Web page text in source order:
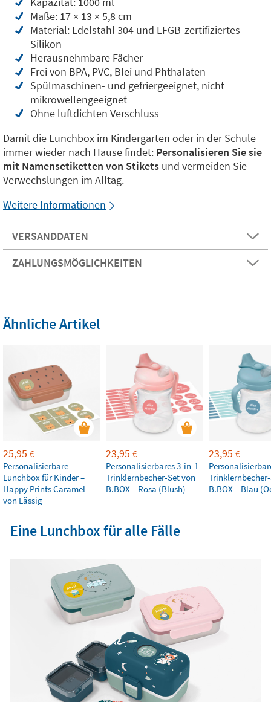
Maße: 17 × 13 × 5,8 cm
Material: Edelstahl 304 und LFGB-zertifiziertes
Silikon
Herausnehmbare Fächer
Frei von BPA, PVC, Blei und Phthalaten
Spülmaschinen- und gefriergeeignet, nicht
mikrowellengeeignet
Ohne luftdichten Verschluss
Damit die Lunchbox im Kindergarten oder in der Schule
immer wieder nach Hause findet: Personalisieren Sie sie
mit Namensetiketten von Stikets und vermeiden Sie
Verwechslungen im Alltag.
Weitere Informationen
VERSANDDATEN
ZAHLUNGSMÖGLICHKEITEN
Ähnliche Artikel
25,95 €
Personalisierbare
Lunchbox für Kinder –
Happy Prints Caramel
von Lässig
23,95 €
Personalisierbares 3-in-1-
Trinklernbecher-Set von
B.BOX – Rosa (Blush)
23,95 €
B.BOX – Blau
Eine Lunchbox für alle Fälle